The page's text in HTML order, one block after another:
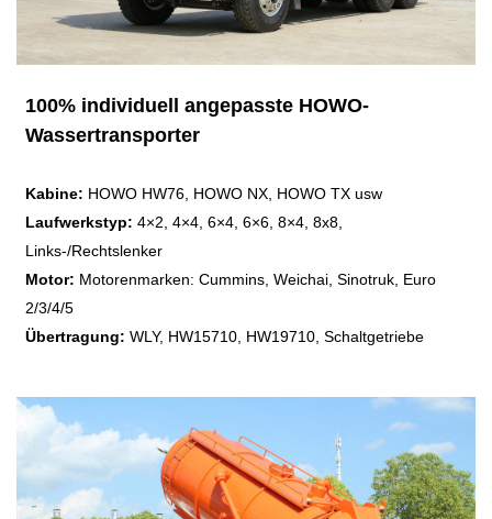
100% individuell angepasste HOWO-
Wassertransporter
Kabine: HOWO HW76, HOWO NX, HOWO TX usw
Laufwerkstyp: 4×2, 4×4, 6×4, 6×6, 8×4, 8x8,
Links-/Rechtslenker
Motor: Motorenmarken: Cummins, Weichai, Sinotruk, Euro
2/3/4/5
Übertragung: WLY, HW15710, HW19710, Schaltgetriebe